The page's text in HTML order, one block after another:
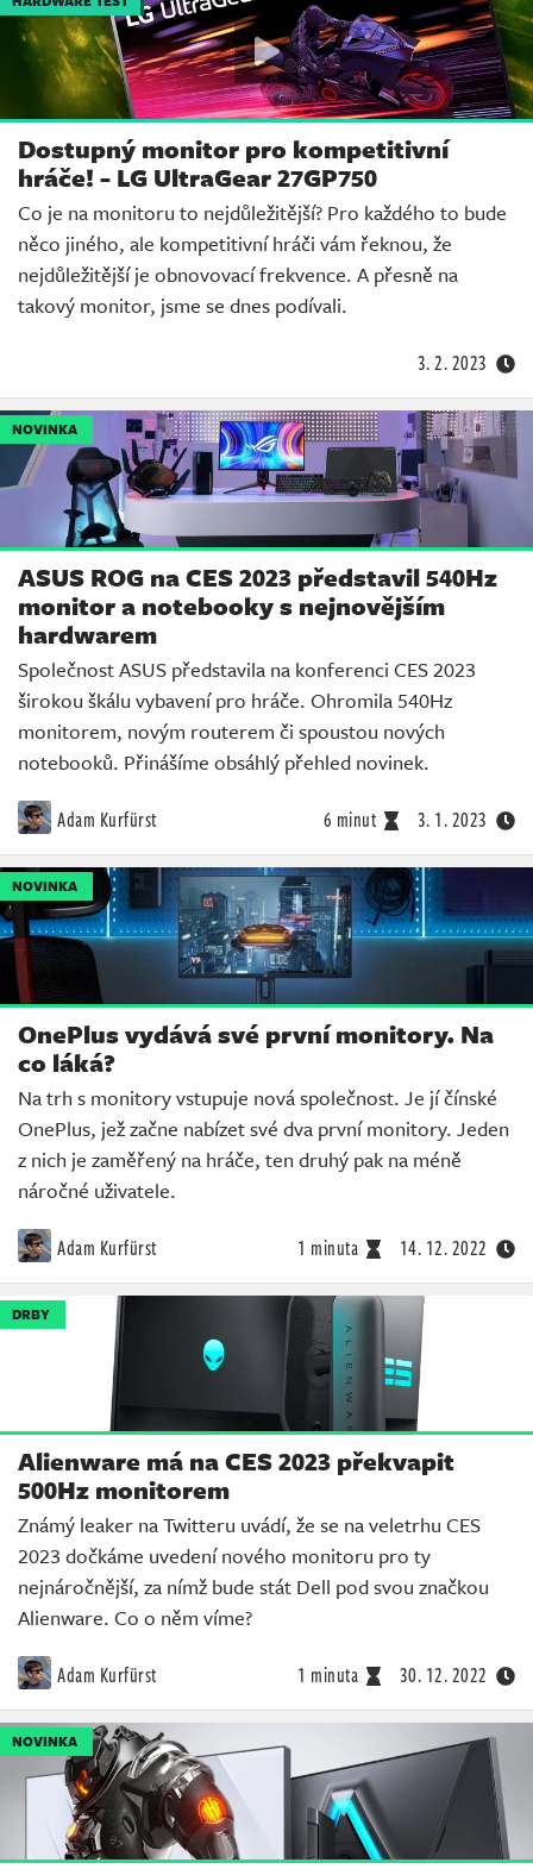
Dostupný monitor pro kompetitivní
hráče! - LG UltraGear 27GP750
Co je na monitoru to nejdůležitější? Pro každého to bude
něco jiného, ale kompetitivní hráči vám řeknou, že
nejdůležitější je obnovovací frekvence. A přesně na
takový monitor, jsme se dnes podívali.
3. 2. 2023
NOVINKA
ASUS ROG na CES 2023 představil 540Hz
monitor a notebooky s nejnovějším
hardwarem
Společnost ASUS představila na konferenci CES 2023
širokou škálu vybavení pro hráče. Ohromila 540Hz
monitorem, novým routerem či spoustou nových
notebooků. Přinášíme obsáhlý přehled novinek.
Adam Kurfürst 6 minut 3. 1. 2023
NOVINKA
OnePlus vydává své první monitory. Na
co láká?
Na trh s monitory vstupuje nová společnost. Je jí čínské
OnePlus, jež začne nabízet své dva první monitory. Jeden
z nich je zaměřený na hráče, ten druhý pak na méně
náročné uživatele.
Adam Kurfürst 1 minuta 14. 12. 2022
DRBY
Alienware má na CES 2023 překvapit
500Hz monitorem
Známý leaker na Twitteru uvádí, že se na veletrhu CES
2023 dočkáme uvedení nového monitoru pro ty
nejnáročnější, za nímž bude stát Dell pod svou značkou
Alienware. Co o něm víme?
Adam Kurfürst 1 minuta 30. 12. 2022
NOVINKA